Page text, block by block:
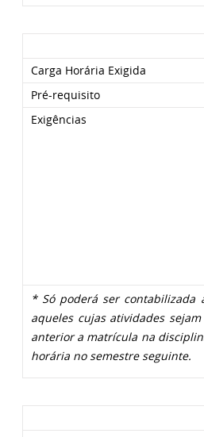
Carga Horária Exigida
Pré-requisito
Exigências
* Só poderá ser contabilizada
aqueles cujas atividades
anterior a matrícula na
horária no semestre seguinte.